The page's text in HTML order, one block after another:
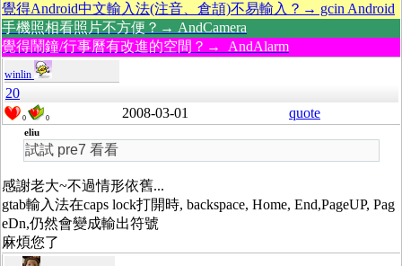
覺得Android中文輸入法(注音、倉頡)不易輸入？→ gcin Android
手機照相看照片不方便？→ AndCamera
覺得鬧鐘/行事曆有改進的空間？→ AndAlarm
winlin
20
0 0 2008-03-01 quote
eliu
試試 pre7 看看
感謝老大~不過情形依舊...
gtab輸入法在caps lock打開時, backspace, Home, End,PageUP, Pag
eDn,仍然會變成輸出符號
麻煩您了